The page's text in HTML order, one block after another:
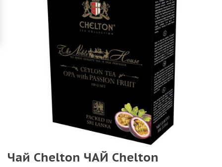
Чай Chelton ЧАЙ Chelton